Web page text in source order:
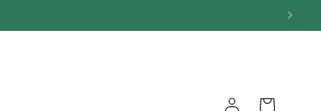
AansluitingMand